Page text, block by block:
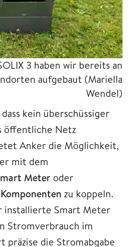
3 haben wir bereits an
aufgebaut (Mariella
Wendel)
kein überschüssiger
öffentliche Netz
Anker die Möglichkeit,
mit dem
Meter oder
zu koppeln.
installierte Smart Meter
Stromverbrauch im
präzise die Stromabgabe